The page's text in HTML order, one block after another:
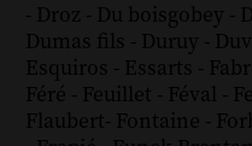
- Droz - Du boisgobey -
Dumas fils - Duruy -
Esquiros - Essarts -
Féré - Feuillet - Féval -
Flaubert- Fontaine -